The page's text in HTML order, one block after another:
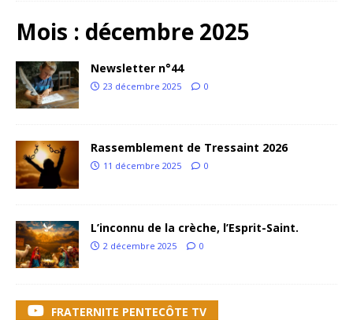
Mois : décembre 2025
Newsletter n°44
23 décembre 2025 0
Rassemblement de Tressaint 2026
11 décembre 2025 0
L’inconnu de la crèche, l’Esprit-Saint.
2 décembre 2025 0
FRATERNITE PENTECÔTE TV